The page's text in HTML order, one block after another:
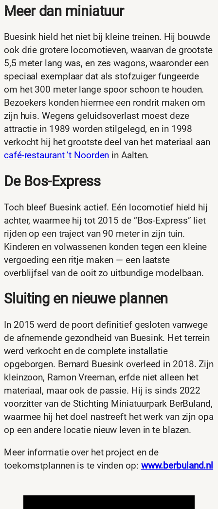
Meer dan miniatuur
Buesink hield het niet bij kleine treinen. Hij bouwde
ook drie grotere locomotieven, waarvan de grootste
5,5 meter lang was, en zes wagons, waaronder een
speciaal exemplaar dat als stofzuiger fungeerde
om het 300 meter lange spoor schoon te houden.
Bezoekers konden hiermee een rondrit maken om
zijn huis. Wegens geluidsoverlast moest deze
attractie in 1989 worden stilgelegd, en in 1998
verkocht hij het grootste deel van het materiaal aan
café-restaurant ’t Noorden in Aalten.
De Bos-Express
Toch bleef Buesink actief. Eén locomotief hield hij
achter, waarmee hij tot 2015 de “Bos-Express” liet
rijden op een traject van 90 meter in zijn tuin.
Kinderen en volwassenen konden tegen een kleine
vergoeding een ritje maken — een laatste
overblijfsel van de ooit zo uitbundige modelbaan.
Sluiting en nieuwe plannen
In 2015 werd de poort definitief gesloten vanwege
de afnemende gezondheid van Buesink. Het terrein
werd verkocht en de complete installatie
opgeborgen. Bernard Buesink overleed in 2018. Zijn
kleinzoon, Ramon Vreeman, erfde niet alleen het
materiaal, maar ook de passie. Hij is sinds 2022
voorzitter van de Stichting Miniatuurpark BerBuland,
waarmee hij het doel nastreeft het werk van zijn opa
op een andere locatie nieuw leven in te blazen.
Meer informatie over het project en de
toekomstplannen is te vinden op: www.berbuland.nl